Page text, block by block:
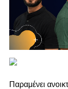
Παραμένει